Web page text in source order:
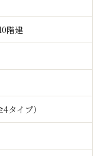
階建
タイプ）